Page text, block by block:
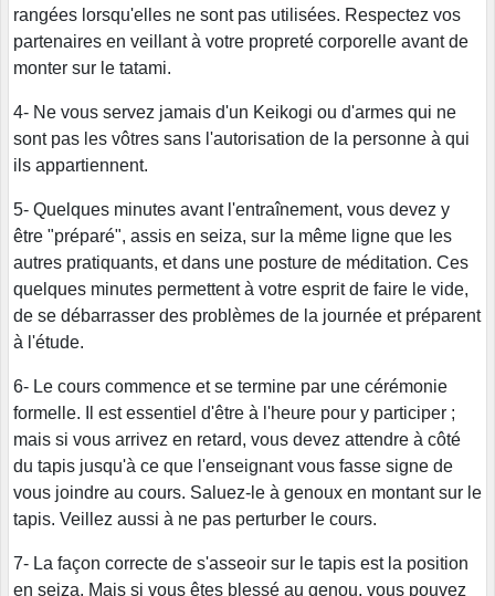
rangées lorsqu'elles ne sont pas utilisées. Respectez vos
partenaires en veillant à votre propreté corporelle avant de
monter sur le tatami.
4- Ne vous servez jamais d'un Keikogi ou d'armes qui ne
sont pas les vôtres sans l'autorisation de la personne à qui
ils appartiennent.
5- Quelques minutes avant l'entraînement, vous devez y
être "préparé", assis en seiza, sur la même ligne que les
autres pratiquants, et dans une posture de méditation. Ces
quelques minutes permettent à votre esprit de faire le vide,
de se débarrasser des problèmes de la journée et préparent
à l'étude.
6- Le cours commence et se termine par une cérémonie
formelle. Il est essentiel d'être à l'heure pour y participer ;
mais si vous arrivez en retard, vous devez attendre à côté
du tapis jusqu'à ce que l'enseignant vous fasse signe de
vous joindre au cours. Saluez-le à genoux en montant sur le
tapis. Veillez aussi à ne pas perturber le cours.
7- La façon correcte de s'asseoir sur le tapis est la position
en seiza. Mais si vous êtes blessé au genou, vous pouvez